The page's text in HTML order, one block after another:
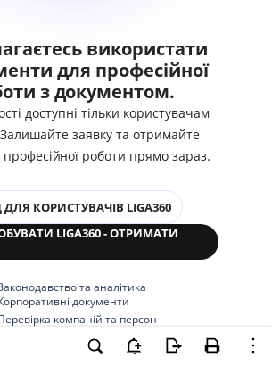
використати
для професійної
з документом.
доступні тільки користувачам
заявку та отримайте
професійної роботи прямо зараз.
ДЛЯ КОРИСТУВАЧІВ LIGA360
LIGA360 - ОТРИМАТИ
та аналітика
документи
компаній та персон
Аналіз судової практики